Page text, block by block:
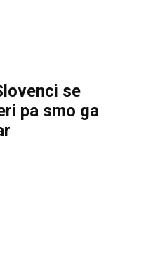
se
pa smo ga